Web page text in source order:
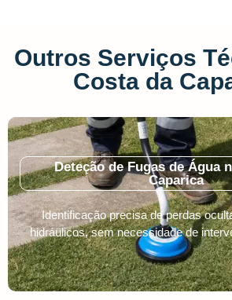
Outros Serviços
Costa da
Deteção de Fugas de Água
Caparica
Identificação precisa de perdas
hidráulicos, sem necessidade de